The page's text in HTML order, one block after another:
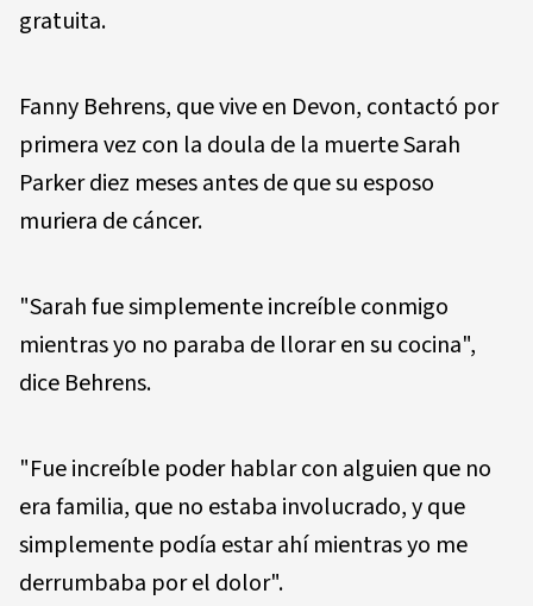
gratuita.
Fanny Behrens, que vive en Devon, contactó por
primera vez con la doula de la muerte Sarah
Parker diez meses antes de que su esposo
muriera de cáncer.
"Sarah fue simplemente increíble conmigo
mientras yo no paraba de llorar en su cocina",
dice Behrens.
"Fue increíble poder hablar con alguien que no
era familia, que no estaba involucrado, y que
simplemente podía estar ahí mientras yo me
derrumbaba por el dolor".